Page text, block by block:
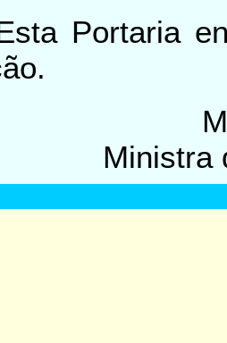
Portaria
Ministra